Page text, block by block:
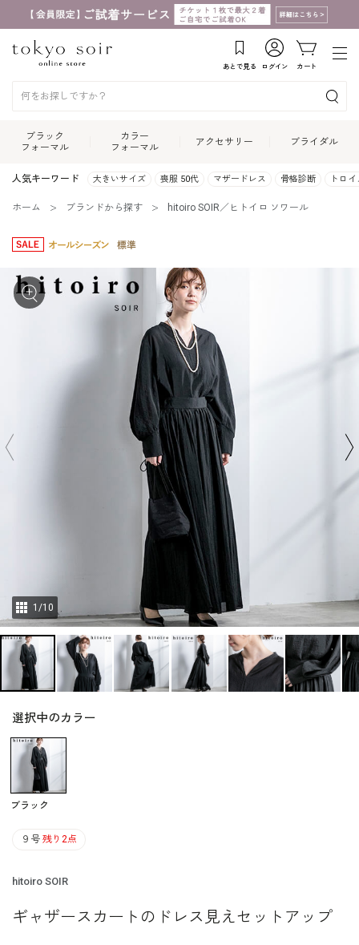
あとで見る ログイン カート
ブラック
フォーマル
カラー
フォーマル
アクセサリー ブライダル
人気キーワード 大きいサイズ 喪服 50代 マザードレス 骨格診断 トロ
ホーム ブランドから探す hitoiro SOIR／ヒトイロ ソワール
1 /10
選択中のカラー
ブラック
９号 残り2点
hitoiro SOIR
ギャザースカートのドレス見えセットアップ